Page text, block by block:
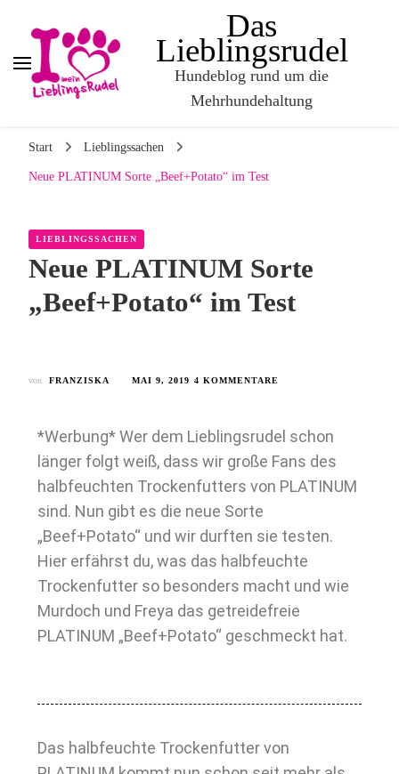
Das
Lieblingsrudel
Hundeblog rund um die
Mehrhundehaltung
Start Lieblingssachen
Neue PLATINUM Sorte „Beef+Potato“ im Test
LIEBLINGSSACHEN
Neue PLATINUM Sorte
„Beef+Potato“ im Test
von FRANZISKA MAI 9, 2019 4 KOMMENTARE
*Werbung* Wer dem Lieblingsrudel schon
länger folgt weiß, dass wir große Fans des
halbfeuchten Trockenfutters von PLATINUM
sind. Nun gibt es die neue Sorte
„Beef+Potato“ und wir durften sie testen.
Hier erfährst du, was das halbfeuchte
Trockenfutter so besonders macht und wie
Murdoch und Freya das getreidefreie
PLATINUM „Beef+Potato“ geschmeckt hat.
Das halbfeuchte Trockenfutter von